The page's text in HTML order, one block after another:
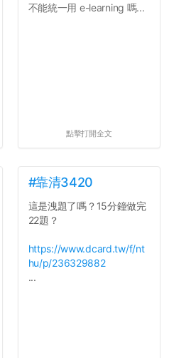
不能統一用 e-learning 嗎...
點擊打開全文
#靠清3420
這是洩題了嗎？15分鐘做完
22題？
https://www.dcard.tw/f/nt
hu/p/236329882
...